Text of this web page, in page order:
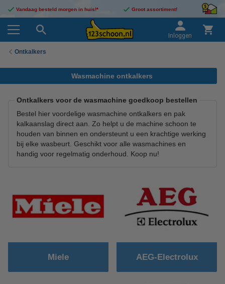
Vandaag besteld morgen in huis!* Groot assortiment!
Inloggen
Ontkalkers
Wasmachine ontkalkers
Ontkalkers voor de wasmachine goedkoop bestellen
Bestel hier voordelige wasmachine ontkalkers en pak
kalkaanslag direct aan. Zo helpt u de machine schoon te
houden van binnen en ondersteunt u een krachtige werking
bij elke wasbeurt. Geschikt voor alle wasmachines en
handig voor regelmatig onderhoud. Koop nu!
Miele AEG-Electrolux